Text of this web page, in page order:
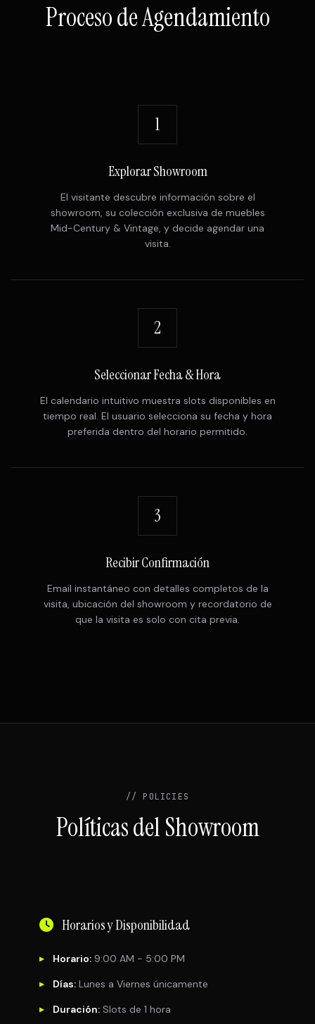
Proceso de Agendamiento
1
Explorar Showroom
El visitante descubre información sobre el
showroom, su colección exclusiva de muebles
Mid-Century & Vintage, y decide agendar una
visita.
2
Seleccionar Fecha & Hora
El calendario intuitivo muestra slots disponibles en
tiempo real. El usuario selecciona su fecha y hora
preferida dentro del horario permitido.
3
Recibir Confirmación
Email instantáneo con detalles completos de la
visita, ubicación del showroom y recordatorio de
que la visita es solo con cita previa.
// POLICIES
Políticas del Showroom
Horarios y Disponibilidad
▶ Horario: 9:00 AM - 5:00 PM
▶ Días: Lunes a Viernes únicamente
▶ Duración: Slots de 1 hora